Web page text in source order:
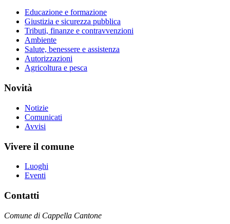
Educazione e formazione
Giustizia e sicurezza pubblica
Tributi, finanze e contravvenzioni
Ambiente
Salute, benessere e assistenza
Autorizzazioni
Agricoltura e pesca
Novità
Notizie
Comunicati
Avvisi
Vivere il comune
Luoghi
Eventi
Contatti
Comune di Cappella Cantone